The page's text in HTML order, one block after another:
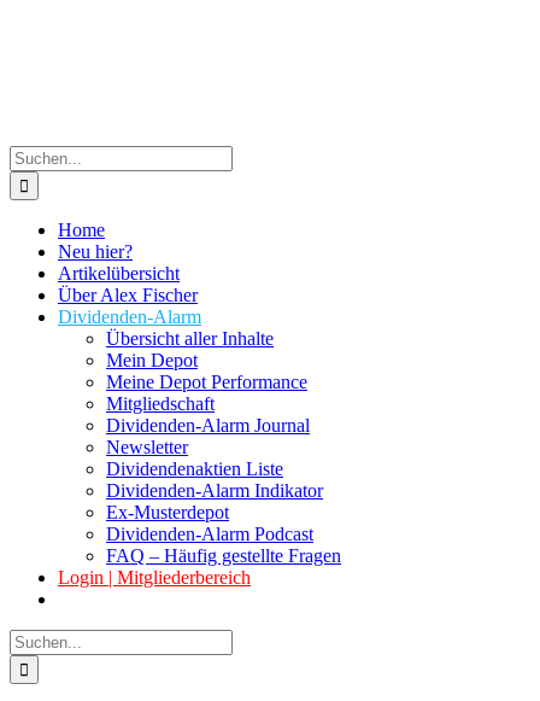
Suche
nach:
Home
Neu hier?
Artikelübersicht
Über Alex Fischer
Dividenden-Alarm
Übersicht aller Inhalte
Mein Depot
Meine Depot Performance
Mitgliedschaft
Dividenden-Alarm Journal
Newsletter
Dividendenaktien Liste
Dividenden-Alarm Indikator
Ex-Musterdepot
Dividenden-Alarm Podcast
FAQ – Häufig gestellte Fragen
Login | Mitgliederbereich
Suche
nach: